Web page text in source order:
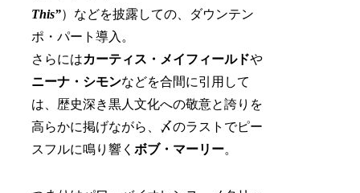
This”）などを披露しての、ダウンテン
ポ・パート導入。
さらにはカーティス・メイフィールドや
ニーナ・シモンなどを合間に引用して
は、歴史深き黒人文化への敬意と誇りを
高らかに掲げながら、〆のラストでピー
スフルに鳴り響くボブ・マーリー。